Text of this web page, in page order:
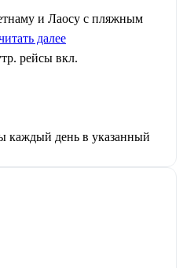
и Лаосу с пляжным
далее
рейсы вкл.
каждый день в указанный